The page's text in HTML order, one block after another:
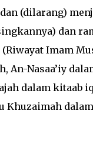
(dilarang)
dan
(Riwayat Imam
An-Nasaa’iy
dalam kitaab
Khuzaimah